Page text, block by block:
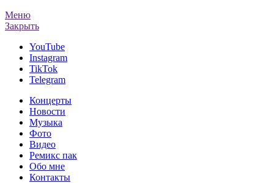
Меню
Закрыть
YouTube
Instagram
TikTok
Telegram
Концерты
Новости
Музыка
Фото
Видео
Ремикс пак
Обо мне
Контакты